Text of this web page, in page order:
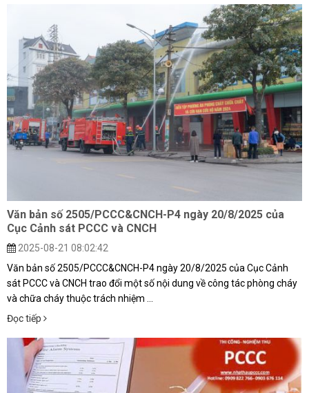
Văn bản số 2505/PCCC&CNCH-P4 ngày 20/8/2025 của
Cục Cảnh sát PCCC và CNCH
2025-08-21 08:02:42
Văn bản số 2505/PCCC&CNCH-P4 ngày 20/8/2025 của Cục Cảnh
sát PCCC và CNCH trao đổi một số nội dung về công tác phòng cháy
và chữa cháy thuộc trách nhiệm ...
Đọc tiếp